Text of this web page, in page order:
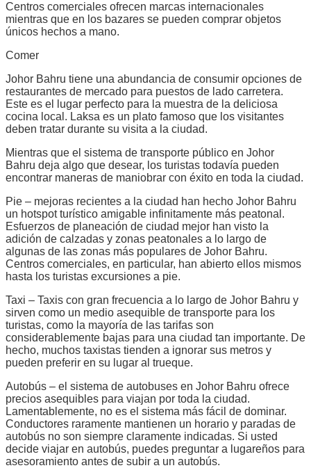
Centros comerciales ofrecen marcas internacionales
mientras que en los bazares se pueden comprar objetos
únicos hechos a mano.
Comer
Johor Bahru tiene una abundancia de consumir opciones de
restaurantes de mercado para puestos de lado carretera.
Este es el lugar perfecto para la muestra de la deliciosa
cocina local. Laksa es un plato famoso que los visitantes
deben tratar durante su visita a la ciudad.
Mientras que el sistema de transporte público en Johor
Bahru deja algo que desear, los turistas todavía pueden
encontrar maneras de maniobrar con éxito en toda la ciudad.
Pie – mejoras recientes a la ciudad han hecho Johor Bahru
un hotspot turístico amigable infinitamente más peatonal.
Esfuerzos de planeación de ciudad mejor han visto la
adición de calzadas y zonas peatonales a lo largo de
algunas de las zonas más populares de Johor Bahru.
Centros comerciales, en particular, han abierto ellos mismos
hasta los turistas excursiones a pie.
Taxi – Taxis con gran frecuencia a lo largo de Johor Bahru y
sirven como un medio asequible de transporte para los
turistas, como la mayoría de las tarifas son
considerablemente bajas para una ciudad tan importante. De
hecho, muchos taxistas tienden a ignorar sus metros y
pueden preferir en su lugar al trueque.
Autobús – el sistema de autobuses en Johor Bahru ofrece
precios asequibles para viajan por toda la ciudad.
Lamentablemente, no es el sistema más fácil de dominar.
Conductores raramente mantienen un horario y paradas de
autobús no son siempre claramente indicadas. Si usted
decide viajar en autobús, puedes preguntar a lugareños para
asesoramiento antes de subir a un autobús.